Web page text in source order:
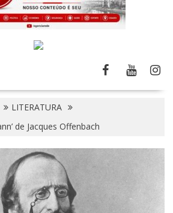
LITERATURA
de Jacques Offenbach